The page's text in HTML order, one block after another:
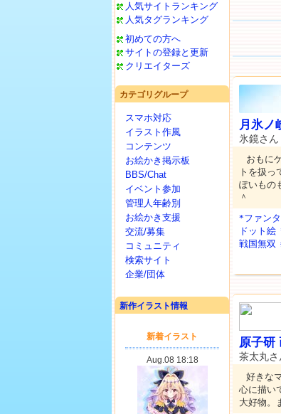
人気サイトランキング
人気タグランキング
初めての方へ
サイトの登録と更新
クリエイターズ
カテゴリグループ
スマホ対応
イラスト作風
コンテンツ
お絵かき掲示板
BBS/Chat
イベント参加
管理人年齢別
お絵かき支援
交流/募集
コミュニティ
検索サイト
企業/団体
新作イラスト情報
月氷ノ
氷鏡さん
おもに
トを扱っ
ぽいもの
＾
*ファン
ドット絵
戦国無双
原子研
茶太丸さ
好きな
心に描い
大好物。